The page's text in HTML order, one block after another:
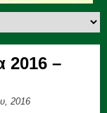
2016 –
2016